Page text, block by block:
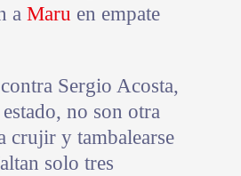
a Maru en empate
Sergio Acosta,
no son otra
crujir y tambalearse
solo tres